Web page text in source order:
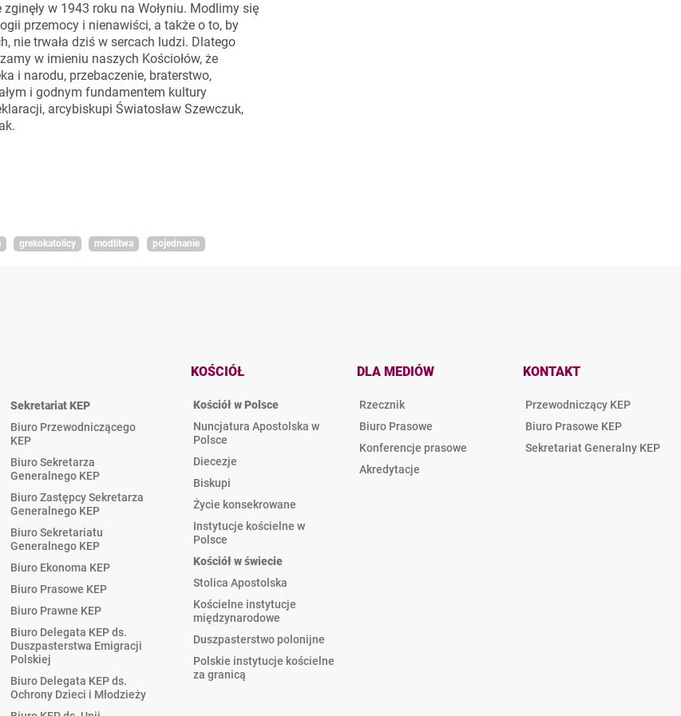
w 1943 roku na Wołyniu. Modlimy się
przemocy i nienawiści, a także o to, by
nie trwała dziś w sercach ludzi. Dlatego
w imieniu naszych Kościołów, że
i narodu, przebaczenie, braterstwo,
i godnym fundamentem kultury
arcybiskupi Światosław Szewczuk,
grekokatolicy modlitwa pojednanie
Sekretariat KEP
Biuro Przewodniczącego
KEP
Biuro Sekretarza
Generalnego KEP
Biuro Zastępcy Sekretarza
Generalnego KEP
Biuro Sekretariatu
Generalnego KEP
Biuro Ekonoma KEP
Biuro Prasowe KEP
Biuro Prawne KEP
Biuro Delegata KEP ds.
Duszpasterstwa Emigracji
Polskiej
Biuro Delegata KEP ds.
Ochrony Dzieci i Młodzieży
KOŚCIÓŁ
Kościół w Polsce
Nuncjatura Apostolska w
Polsce
Diecezje
Biskupi
Życie konsekrowane
Instytucje kościelne w
Polsce
Kościół w świecie
Stolica Apostolska
Kościelne instytucje
międzynarodowe
Duszpasterstwo polonijne
Polskie instytucje kościelne
za granicą
DLA MEDIÓW
Rzecznik
Biuro Prasowe
Konferencje prasowe
Akredytacje
KONTAKT
Przewodniczący KEP
Biuro Prasowe KEP
Sekretariat Generalny KEP